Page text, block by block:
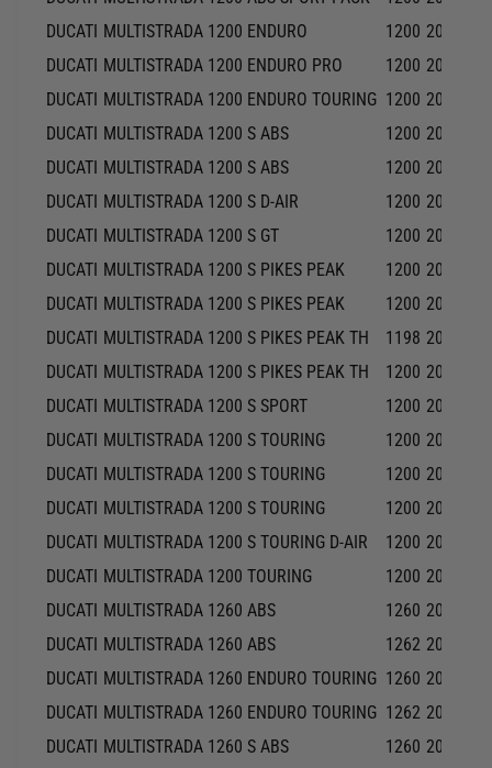
DUCATI MULTISTRADA 1200 ENDURO 1200 2016-
DUCATI MULTISTRADA 1200 ENDURO PRO 1200 2018-
DUCATI MULTISTRADA 1200 ENDURO TOURING 1200 2016-
DUCATI MULTISTRADA 1200 S ABS 1200 2010-
DUCATI MULTISTRADA 1200 S ABS 1200 2015-
DUCATI MULTISTRADA 1200 S D-AIR 1200 2016-
DUCATI MULTISTRADA 1200 S GT 1200 2013-
DUCATI MULTISTRADA 1200 S PIKES PEAK 1200 2012-
DUCATI MULTISTRADA 1200 S PIKES PEAK 1200 2013-
DUCATI MULTISTRADA 1200 S PIKES PEAK TH 1198 2016-
DUCATI MULTISTRADA 1200 S PIKES PEAK TH 1200 2014-
DUCATI MULTISTRADA 1200 S SPORT 1200 2011-
DUCATI MULTISTRADA 1200 S TOURING 1200 2010-
DUCATI MULTISTRADA 1200 S TOURING 1200 2011-
DUCATI MULTISTRADA 1200 S TOURING 1200 2013-
DUCATI MULTISTRADA 1200 S TOURING D-AIR 1200 2014-
DUCATI MULTISTRADA 1200 TOURING 1200 2015-
DUCATI MULTISTRADA 1260 ABS 1260 2020-
DUCATI MULTISTRADA 1260 ABS 1262 2018-
DUCATI MULTISTRADA 1260 ENDURO TOURING 1260 2019-
DUCATI MULTISTRADA 1260 ENDURO TOURING 1262 2019-
DUCATI MULTISTRADA 1260 S ABS 1260 2020-